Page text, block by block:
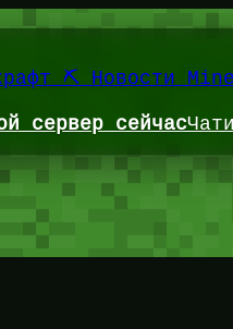
⛏️ Новости
сервер сейчас